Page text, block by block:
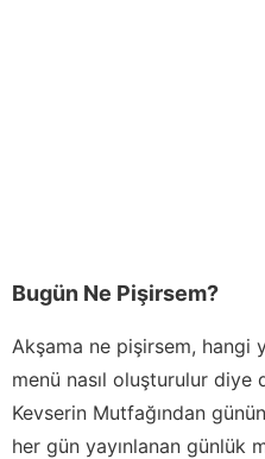
Bugün Ne Pişirsem?
Akşama ne pişirsem, hangi
menü nasıl oluşturulur diye
Kevserin Mutfağından
her gün yayınlanan günlük